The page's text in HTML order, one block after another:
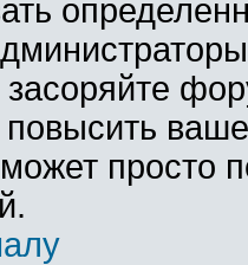
просто